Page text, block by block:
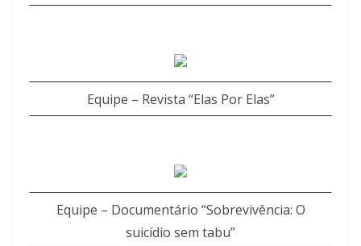
Equipe – Revista “Elas Por Elas”
Equipe – Documentário “Sobrevivência: O
suicídio sem tabu”